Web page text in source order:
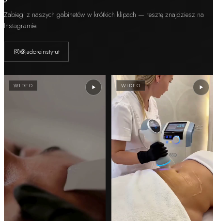
Zabiegi z naszych gabinetów w krótkich klipach — resztę znajdziesz na
Instagramie.
@jadoreinstytut
WIDEO WIDEO